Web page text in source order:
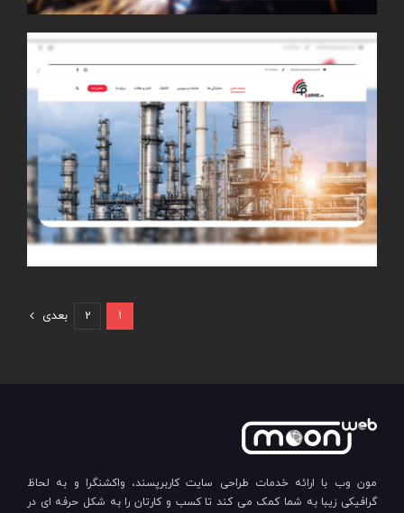
1
2 بعدی
مون وب با ارائه خدمات طراحی سایت کاربرپسند، واکشنگرا و به لحاظ
گرافیکی زیبا به شما کمک می کند تا کسب و کارتان را به شکل حرفه ای در